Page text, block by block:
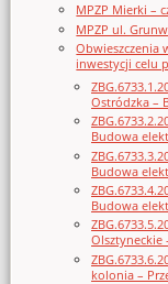
MPZP Mierki –
MPZP ul.
Obwieszczenia
inwestycji celu
Ostródzka –
Budowa
Budowa
Budowa
Olsztyneckie
kolonia –